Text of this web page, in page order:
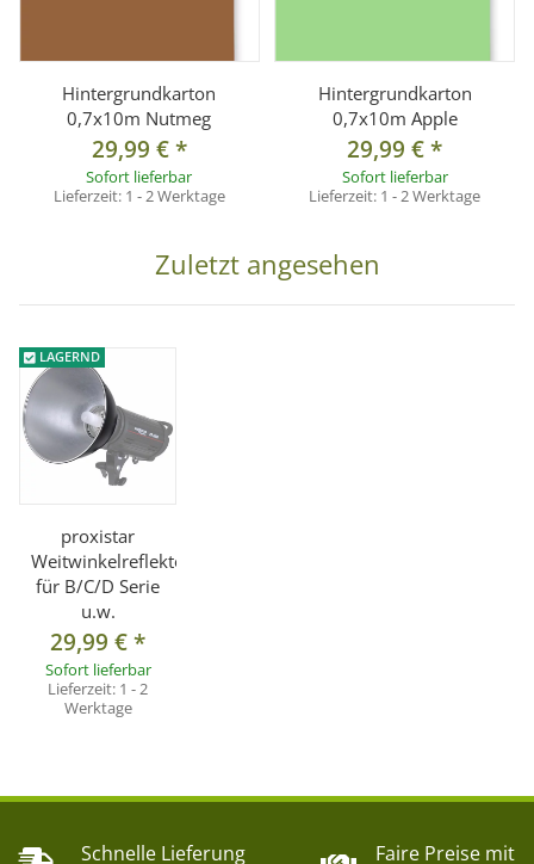
Hintergrundkarton
0,7x10m Nutmeg
29,99 €*
Sofort lieferbar
Lieferzeit: 1 - 2 Werktage
Hintergrundkarton
0,7x10m Apple
29,99 €*
Sofort lieferbar
Lieferzeit: 1 - 2 Werktage
Zuletzt angesehen
LAGERND
proxistar
Weitwinkelreflektor
für B/C/D Serie
u.w.
29,99 €*
Sofort lieferbar
Lieferzeit: 1 - 2
Werktage
Schnelle Lieferung Faire Preise mit